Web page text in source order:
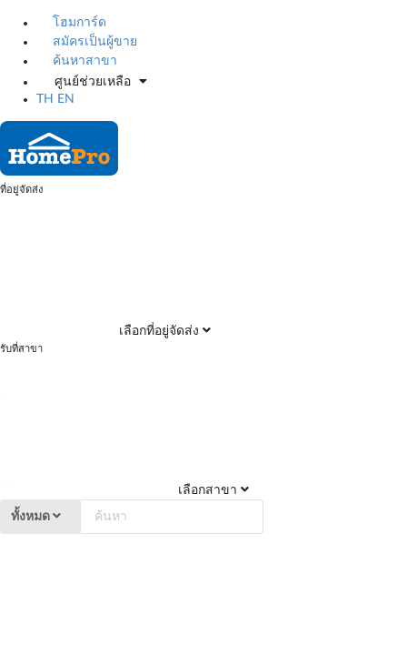
โฮมการ์ด
สมัครเป็นผู้ขาย
ค้นหาสาขา
ศูนย์ช่วยเหลือ
TH
EN
ที่อยู่จัดส่ง
เลือกที่อยู่จัดส่ง
รับที่สาขา
เลือกสาขา
ทั้งหมด